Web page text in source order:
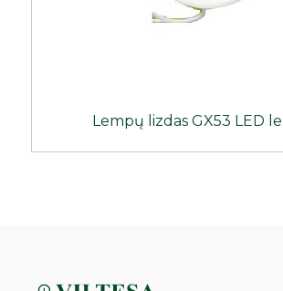
Lempų lizdas GX53 LED